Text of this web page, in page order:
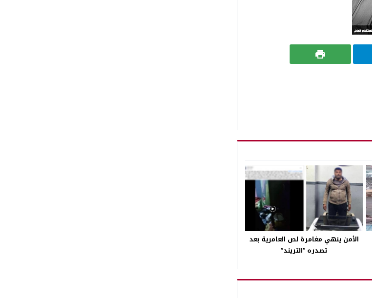
الأمن ينهي مغامرة لص العامرية بعد
تصدره “التريند”